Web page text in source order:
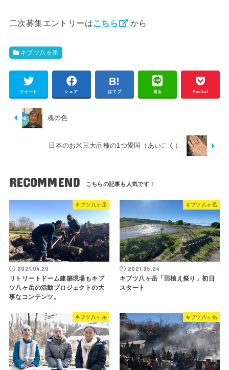
二次募集エントリーはこちら から
キブツ八ヶ岳
ツイート シェア はてブ 送る Pocket
魂の色
日本のお米三大品種の1つ愛国（あいこく）
RECOMMEND
キブツ八ヶ岳
2021.04.20
リトリートドーム建築現場もキブ
ツ八ヶ岳の活動プロジェクトの大
事なコンテンツ。
キブツ八ヶ岳
2021.05.24
キブツ八ヶ岳「田植え祭り」初日
スタート
キブツ八ヶ岳 キブツ八ヶ岳